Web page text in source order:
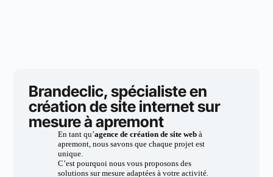
Brandeclic, spécialiste en
création de site internet sur
mesure à apremont
En tant qu’agence de création de site webà
apremont, nous savons que chaque projet est
unique.
C’est pourquoi nous vous proposons des
solutions sur mesure adaptées à votre activité.